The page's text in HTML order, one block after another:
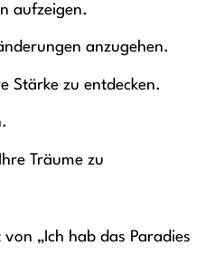
aufzeigen.
anzugehen.
Stärke zu entdecken.
Träume zu
von „Ich hab das Paradies